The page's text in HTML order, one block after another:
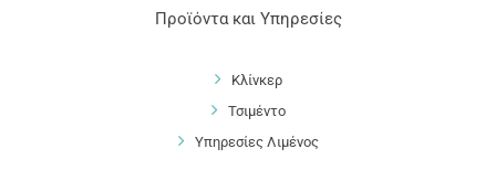
Προϊόντα και Υπηρεσίες
Κλίνκερ
Τσιμέντο
Υπηρεσίες Λιμένος